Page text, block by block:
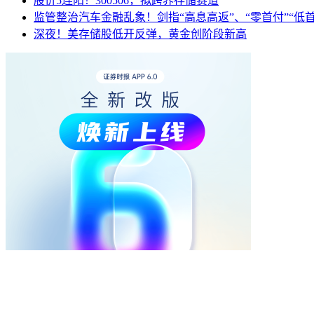
监管整治汽车金融乱象！剑指“高息高返”、“零首付”“低
深夜！美存储股低开反弹，黄金创阶段新高